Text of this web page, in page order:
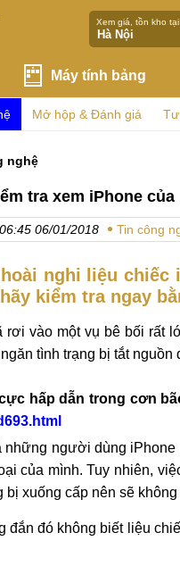
Xem giá, tồn kho tại:
Máy tính bảng
Mở hộp & Đánh giá
nghệ
tra xem iPhone
06/01/2018 Tin công
nghi liệu chiếc
kiểm tra ngay
rơi vào một vụ bê bối rất
tình trạng bị tắt nguồn
hấp dẫn trong cơn
những người dùng
của mình. Tuy nhiên,
bị xuống cấp nên sẽ
đắn đó không biết liệu